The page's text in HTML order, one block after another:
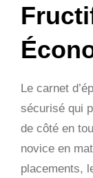
Le carnet
sécurisé qui
de côté en
novice en
placements,